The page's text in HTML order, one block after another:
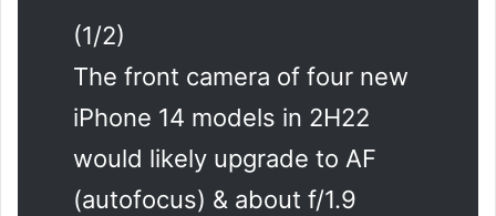
(1/2)
The front camera of four new
iPhone 14 models in 2H22
would likely upgrade to AF
(autofocus) & about f/1.9